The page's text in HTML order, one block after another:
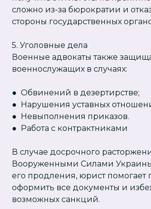
сложно из-за бюрократии и
стороны государственных
5. Уголовные дела
Военные адвокаты также
военнослужащих в случаях:
● Обвинений в дезертирстве;
● Нарушения уставных
● Невыполнения приказов.
● Работа с контрактниками
В случае досрочного
Вооруженными Силами
его продления, юрист помогает
оформить все документы и
возможных санкций.